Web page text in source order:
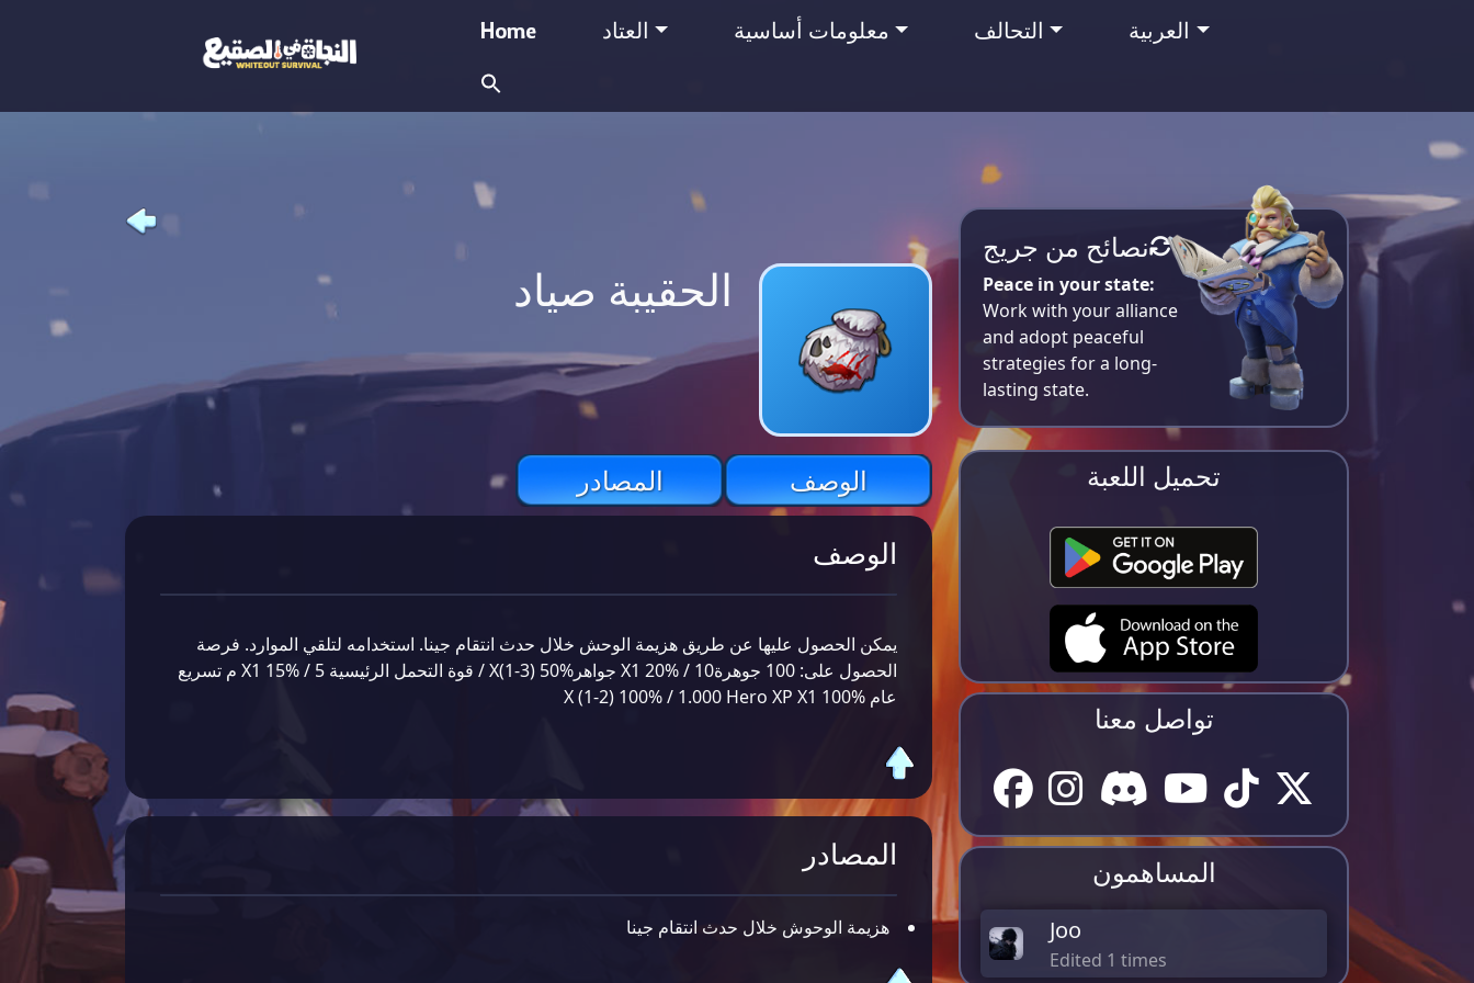
Home العتاد معلومات أساسية التحالف
العربية
الحقيبة صياد
الوصف المصادر
الوصف
يمكن الحصول عليها عن طريق هزيمة الوحش خلال حدث انتقام جينا. استخدامه لتلقي الموارد. فرصة
الحصول على: 100 جوهرةX1 20% / 10 جواهرX(1-3) 50% / قوة التحمل الرئيسية X1 15% / 5 م تسريع
عام X (1-2) 100% / 1.000 Hero XP X1 100%
المصادر
هزيمة الوحوش خلال حدث انتقام جينا
نصائح من جريج
Peace in your state:
Work with your alliance
and adopt peaceful
strategies for a long-
lasting state.
تحميل اللعبة
تواصل معنا
المساهمون
Joo
Edited 1 times